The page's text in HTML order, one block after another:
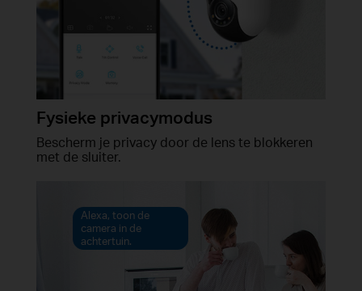
Fysieke privacymodus
Bescherm je privacy door de lens te blokkeren
met de sluiter.
Alexa, toon de
camera in de
achtertuin.